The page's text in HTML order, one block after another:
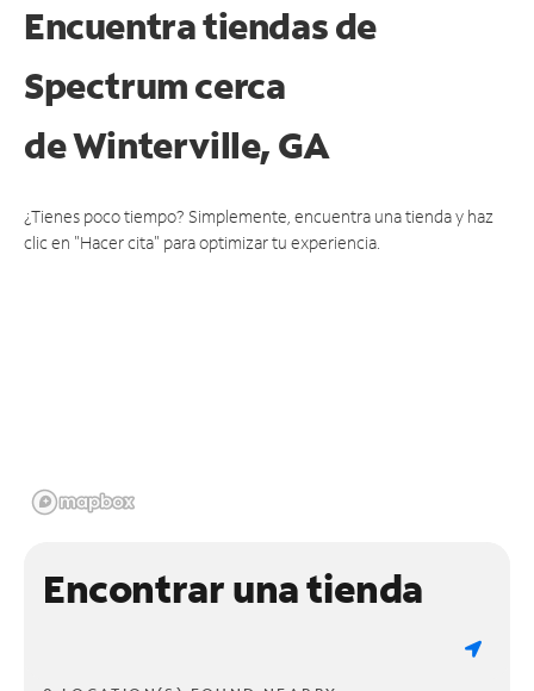
Encuentra tiendas de
Spectrum cerca
deWinterville, GA
¿Tienes poco tiempo? Simplemente, encuentra una tienda y haz
clic en "Hacer cita" para optimizar tu experiencia.
Encontrar una tienda